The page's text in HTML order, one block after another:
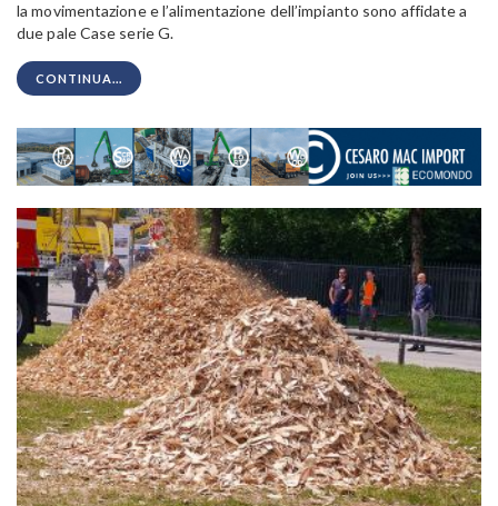
la movimentazione e l’alimentazione dell’impianto sono affidate a
due pale Case serie G.
CONTINUA...